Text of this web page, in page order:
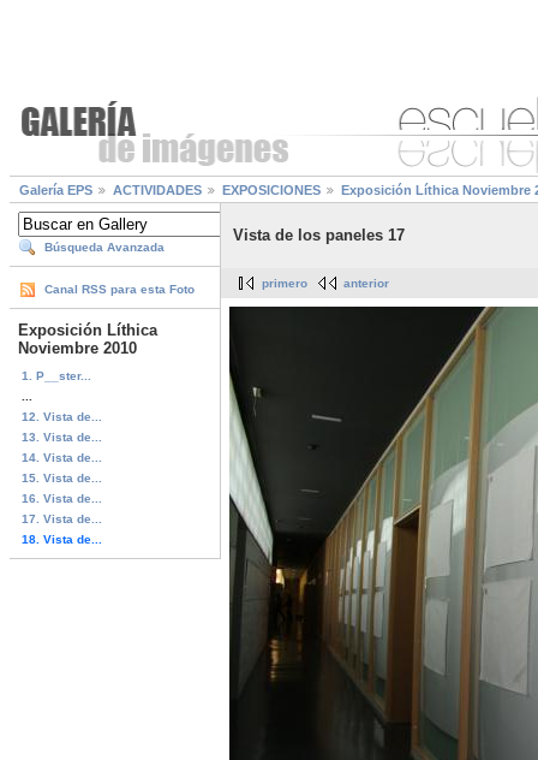
Galería EPS ACTIVIDADES EXPOSICIONES Exposición Líthica Noviembre
Búsqueda Avanzada
Canal RSS para esta Foto
Exposición Líthica
Noviembre 2010
1. P__ster...
12. Vista de...
13. Vista de...
14. Vista de...
15. Vista de...
16. Vista de...
17. Vista de...
18. Vista de...
Vista de los paneles 17
primero anterior